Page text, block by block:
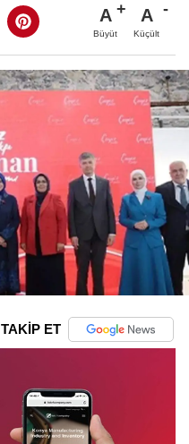
A
Büyüt
A
Küçült
TAKİP ET